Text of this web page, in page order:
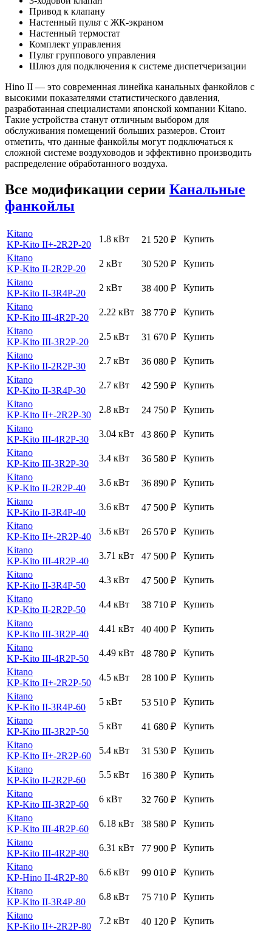
Привод к клапану
Настенный пульт с ЖК-экраном
Настенный термостат
Комплект управления
Пульт группового управления
Шлюз для подключения к системе диспетчеризации
Hino II — это современная линейка канальных фанкойлов с
высокими показателями статистического давления,
разработанная специалистами японской компании Kitano.
Такие устройства станут отличным выбором для
обслуживания помещений больших размеров. Стоит
отметить, что данные фанкойлы могут подключаться к
сложной системе воздуховодов и эффективно производить
распределение обработанного воздуха.
Все модификации серии Канальные
фанкойлы
Kitano
KP-Kito II+-2R2P-20
1.8 кВт 21 520 ₽
Купить
Kitano
KP-Kito II-2R2P-20
2 кВт 30 520 ₽
Купить
Kitano
KP-Kito II-3R4P-20
2 кВт 38 400 ₽
Купить
Kitano
KP-Kito III-4R2P-20
2.22 кВт 38 770 ₽
Купить
Kitano
KP-Kito III-3R2P-20
2.5 кВт 31 670 ₽
Купить
Kitano
KP-Kito II-2R2P-30
2.7 кВт 36 080 ₽
Купить
Kitano
KP-Kito II-3R4P-30
2.7 кВт 42 590 ₽
Купить
Kitano
KP-Kito II+-2R2P-30
2.8 кВт 24 750 ₽
Купить
Kitano
KP-Kito III-4R2P-30
3.04 кВт 43 860 ₽
Купить
Kitano
KP-Kito III-3R2P-30
3.4 кВт 36 580 ₽
Купить
Kitano
KP-Kito II-2R2P-40
3.6 кВт 36 890 ₽
Купить
Kitano
KP-Kito II-3R4P-40
3.6 кВт 47 500 ₽
Купить
Kitano
KP-Kito II+-2R2P-40
3.6 кВт 26 570 ₽
Купить
Kitano
KP-Kito III-4R2P-40
3.71 кВт 47 500 ₽
Купить
Kitano
KP-Kito II-3R4P-50
4.3 кВт 47 500 ₽
Купить
Kitano
KP-Kito II-2R2P-50
4.4 кВт 38 710 ₽
Купить
Kitano
KP-Kito III-3R2P-40
4.41 кВт 40 400 ₽
Купить
Kitano
KP-Kito III-4R2P-50
4.49 кВт 48 780 ₽
Купить
Kitano
KP-Kito II+-2R2P-50
4.5 кВт 28 100 ₽
Купить
Kitano
KP-Kito II-3R4P-60
5 кВт 53 510 ₽
Купить
Kitano
KP-Kito III-3R2P-50
5 кВт 41 680 ₽
Купить
Kitano
KP-Kito II+-2R2P-60
5.4 кВт 31 530 ₽
Купить
Kitano
KP-Kito II-2R2P-60
5.5 кВт 16 380 ₽
Купить
Kitano
KP-Kito III-3R2P-60
6 кВт 32 760 ₽
Купить
Kitano
KP-Kito III-4R2P-60
6.18 кВт 38 580 ₽
Купить
Kitano
KP-Kito III-4R2P-80
6.31 кВт 77 900 ₽
Купить
Kitano
KP-Hino II-4R2P-80
6.6 кВт 99 010 ₽
Купить
Kitano
KP-Kito II-3R4P-80
6.8 кВт 75 710 ₽
Купить
Kitano
KP-Kito II+-2R2P-80
7.2 кВт 40 120 ₽
Купить